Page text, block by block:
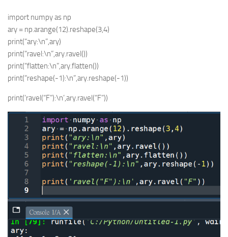
import numpy as np
ary = np.arange(12).reshape(3,4)
print(“ary:\n”,ary)
print(“ravel:\n”,ary.ravel())
print(“flatten:\n”,ary.flatten())
print(“reshape(-1):\n”,ary.reshape(-1))
print(‘ravel(“F”):\n’,ary.ravel(“F”))